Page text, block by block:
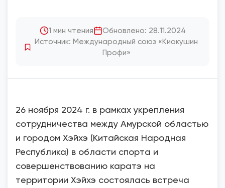
1 мин чтения
Обновлено: 28.11.2024
Источник: Международный союз «Киокушин
Профи»
26 ноября 2024 г. в рамках укрепления
сотрудничества между Амурской областью
и городом Хэйхэ (Китайская Народная
Республика) в области спорта и
совершенствованию каратэ на
территории Хэйхэ состоялась встреча